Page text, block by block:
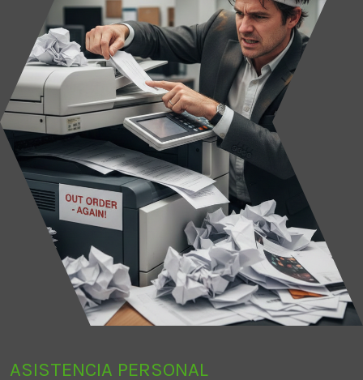
ASISTENCIA PERSONAL